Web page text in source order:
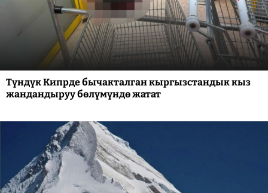
Түндүк Кипрде бычакталган кыргызстандык кыз
жандандыруу бөлүмүндө жатат